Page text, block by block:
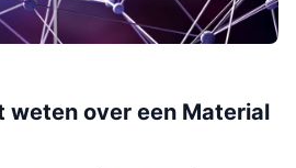
weten over een Material